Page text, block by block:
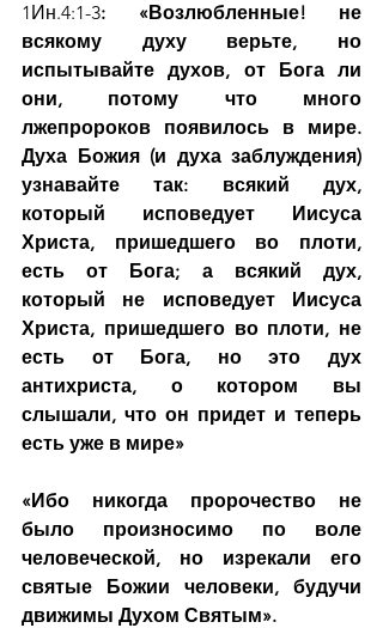
1Ин.4:1-3: «Возлюбленные! не
всякому духу верьте, но
испытывайте духов, от Бога ли
они, потому что много
лжепророков появилось в мире.
Духа Божия (и духа заблуждения)
узнавайте так: всякий дух,
который исповедует Иисуса
Христа, пришедшего во плоти,
есть от Бога; а всякий дух,
который не исповедует Иисуса
Христа, пришедшего во плоти, не
есть от Бога, но это дух
антихриста, о котором вы
слышали, что он придет и теперь
есть уже в мире»
«Ибо никогда пророчество не
было произносимо по воле
человеческой, но изрекали его
святые Божии человеки, будучи
движимы Духом Святым».